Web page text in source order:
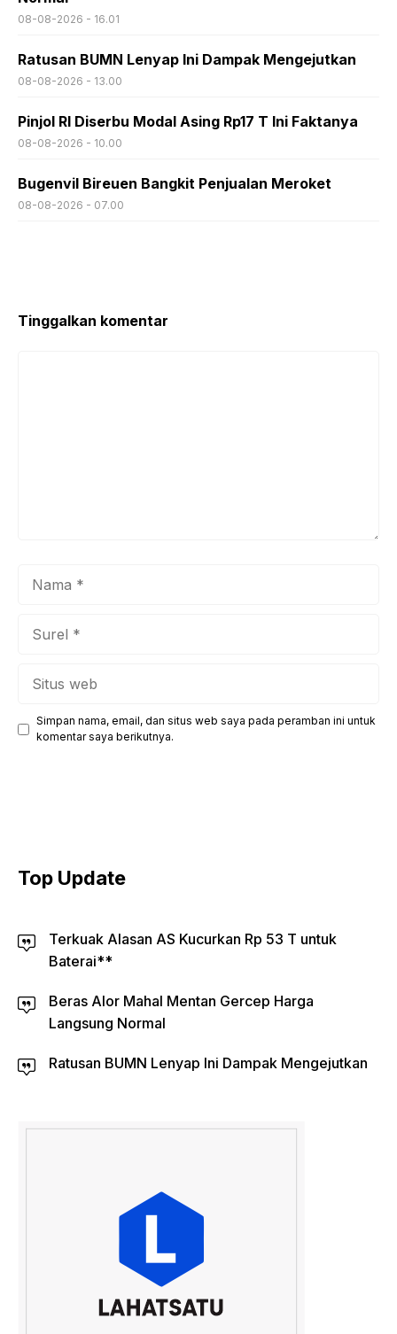
08-08-2026 - 16.01
Ratusan BUMN Lenyap Ini Dampak Mengejutkan
08-08-2026 - 13.00
Pinjol RI Diserbu Modal Asing Rp17 T Ini Faktanya
08-08-2026 - 10.00
Bugenvil Bireuen Bangkit Penjualan Meroket
08-08-2026 - 07.00
Tinggalkan komentar
Simpan nama, email, dan situs web saya pada peramban ini untuk
komentar saya berikutnya.
Top Update
Terkuak Alasan AS Kucurkan Rp 53 T untuk
Baterai**
Beras Alor Mahal Mentan Gercep Harga
Langsung Normal
Ratusan BUMN Lenyap Ini Dampak Mengejutkan